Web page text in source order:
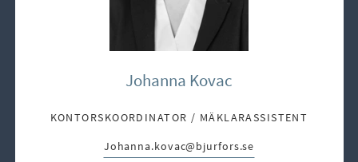
Johanna Kovac
KONTORSKOORDINATOR / MÄKLARASSISTENT
E-post:
Johanna.kovac@bjurfors.se